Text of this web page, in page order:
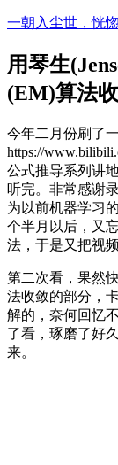
Skip
content
一朝入尘世，恍
用琴生
(EM)算法
今年二月份刷了
https://
公式推导系列讲
听完。非常感谢
为以前机器学习
个半月以后，又
法，于是又把视
第二次看，果然
法收敛的部分，
解的，奈何回忆
了看，琢磨了好
来。